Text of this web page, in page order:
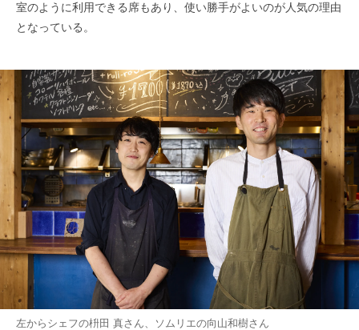
室のように利用できる席もあり、使い勝手がよいのが人気の理由
となっている。
左からシェフの枡田 真さん、ソムリエの向山和樹さん